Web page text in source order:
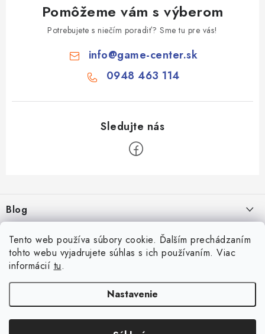
Tento web používa súbory cookie. Ďalším prechádzaním
tohto webu vyjadrujete súhlas s ich používaním. Viac
informácií tu.
Nastavenie
Pomôžeme vám s výberom
Potrebujete s niečím poradiť? Sme tu pre vás!
info@game-center.sk
0948 463 114
pBlog
Aké druhy biliardu existujú? Kompletný prehľad biliardových hier
16.4.2026
Rozmery biliardového stola
26.6.2025
Facebook
Zákaznícky účet
Všeobecné obchodné podmienky